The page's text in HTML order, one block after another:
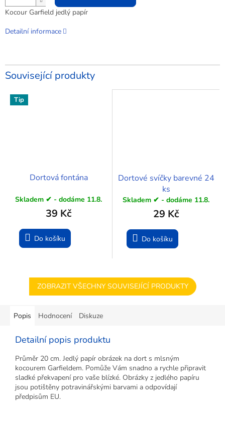
Kocour Garfield jedlý papír
Detailní informace
Související produkty
Tip
Dortová fontána
Skladem ✔ - dodáme 11.8.
39 Kč
Do košíku
Dortové svíčky barevné 24
ks
Skladem ✔ - dodáme 11.8.
29 Kč
Do košíku
ZOBRAZIT VŠECHNY SOUVISEJÍCÍ PRODUKTY
Popis Hodnocení Diskuze
Detailní popis produktu
Průměr 20 cm. Jedlý papír obrázek na dort s mlsným
kocourem Garfieldem. Pomůže Vám snadno a rychle připravit
sladké překvapení pro vaše blízké. Obrázky z jedlého papíru
jsou potištěny potravinářskými barvami a odpovídají
předpisům EU.